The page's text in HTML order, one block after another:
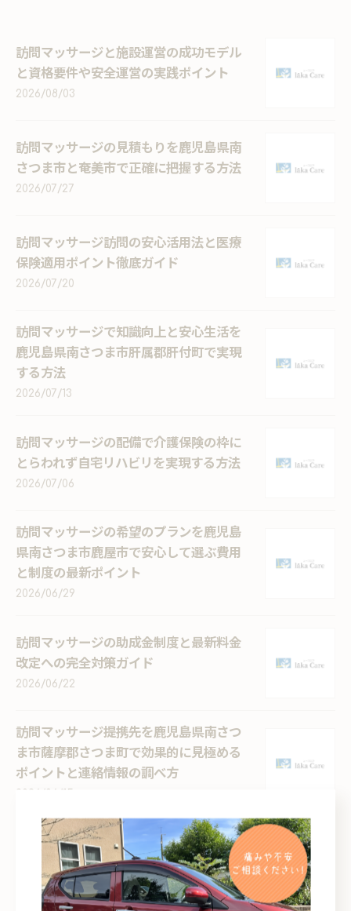
訪問マッサージと施設運営の成功モデル
と資格要件や安全運営の実践ポイント
2026/08/03
訪問マッサージの見積もりを鹿児島県南
さつま市と奄美市で正確に把握する方法
2026/07/27
訪問マッサージ訪問の安心活用法と医療
保険適用ポイント徹底ガイド
2026/07/20
訪問マッサージで知識向上と安心生活を
鹿児島県南さつま市肝属郡肝付町で実現
する方法
2026/07/13
訪問マッサージの配備で介護保険の枠に
とらわれず自宅リハビリを実現する方法
2026/07/06
訪問マッサージの希望のプランを鹿児島
県南さつま市鹿屋市で安心して選ぶ費用
と制度の最新ポイント
2026/06/29
訪問マッサージの助成金制度と最新料金
改定への完全対策ガイド
2026/06/22
訪問マッサージ提携先を鹿児島県南さつ
ま市薩摩郡さつま町で効果的に見極める
ポイントと連絡情報の調べ方
訪問マッサージの生涯学習で専門性と安
全性を高める実践ガイド
2026/06/08